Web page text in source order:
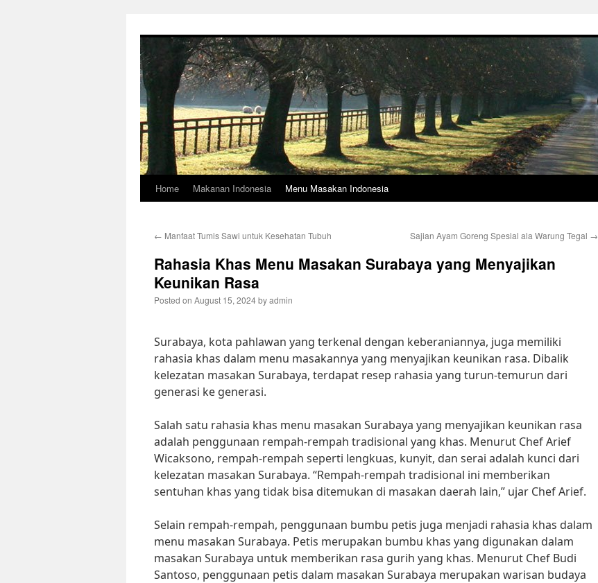
Home Makanan Indonesia Menu Masakan Indonesia
← Manfaat Tumis Sawi untuk Kesehatan Tubuh Sajian Ayam Goreng Spesial ala Warung Tegal →
Rahasia Khas Menu Masakan Surabaya yang Menyajikan
Keunikan Rasa
Posted on August 15, 2024byadmin
Surabaya, kota pahlawan yang terkenal dengan keberaniannya, juga memiliki
rahasia khas dalam menu masakannya yang menyajikan keunikan rasa. Dibalik
kelezatan masakan Surabaya, terdapat resep rahasia yang turun-temurun dari
generasi ke generasi.
Salah satu rahasia khas menu masakan Surabaya yang menyajikan keunikan rasa
adalah penggunaan rempah-rempah tradisional yang khas. Menurut Chef Arief
Wicaksono, rempah-rempah seperti lengkuas, kunyit, dan serai adalah kunci dari
kelezatan masakan Surabaya. “Rempah-rempah tradisional ini memberikan
sentuhan khas yang tidak bisa ditemukan di masakan daerah lain,” ujar Chef Arief.
Selain rempah-rempah, penggunaan bumbu petis juga menjadi rahasia khas dalam
menu masakan Surabaya. Petis merupakan bumbu khas yang digunakan dalam
masakan Surabaya untuk memberikan rasa gurih yang khas. Menurut Chef Budi
Santoso, penggunaan petis dalam masakan Surabaya merupakan warisan budaya